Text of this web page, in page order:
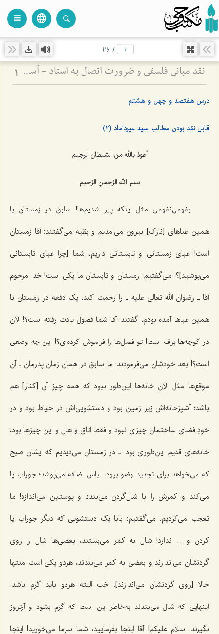
language
view_headline
/
26
نقد مبانی فلسفی و ضرورت اتصال به استاد - آسیب‌شناسی دروس خشک و لزوم پیوند علم با عمل 1
درس هفتصد و چهل و هشتم
قابل نقد بودن مطالب سید میرداماد (2)
أعوذ بالله من الشیطان الرجیم
بِسمِ الله الرَّحمَنِ الرَّحیم‌
بفهمی‌نفهمی مثل اینکه پیر شدیم‌ها! سابق در زمستان با
همین عباهای [نازک] بیرون می‌آمدیم و بقیه مى‌گفتند: آقا زمستان
است! عباى زمستانى و تابستانى داریم، شما [چرا عبای تابستانی
می‌پوشید]؟! مى‌گفتیم: زمستان و تابستان ما یکى است! خدا مرحوم
آقا ـ رضوان الله تعالی علیه‌ ـ را رحمت کند، یک دفعه در زمستان با
همین عباها آمده بودم، گفتند: آقا شما فصول یادت رفته است؟! الآن
در کوچه‌ها برف است! تو فصل‌ها را فراموش کرده‌اى؟! این چه وضعى
است؟! بعد خودشان مى‌فرمودند: ما سابق در همان زمان پدرمان ـ آن
موقع‌ها مثل الآن خانه‌ها این‌طور نبود که همه چیز آن [کنار] هم
باشد؛ آشپزخانه‌اش زیر زمین بود و دستشویى‌اش در حیاط بود و در
خودِ فضاى ساختمان چیزى نبود و فقط اتاق و هال و این چیزها بود،
خانه‌هاى قدیم این‌طورى بود. ـ در زمستان مى‌دیدیم که ایشان صبح
که مى‌خواهد براى تجدید وضو برود، لباس اضافه مى‌پوشد؛ جوراب پا
مى‌کند و کمرش را با شال‌گردن مى‌بندد و پوستین مى‌اندازد! ما
تعجب مى‌کردیم. مى‌گفتیم: بابا یک دستشویى که دیگر جوراب پا
کردن و ... ندارد! شال به کمر مى‌بستند، بعضى‌ها شال را روی
گردنشان مى‌اندازند و بعضی به کمر می‌بندند، هردو یکى است منتها
حالا [روی گردنشان می‌اندازند]. خب البته هردو باید گرم باشد.
اینهایى که شال مى‌بندند به‌خاطر این است که گرم بشود و آرتروز
نگیرند. سلام علیکم! آقا اینجا بفرمایید، شما سرما مى‌خورید! اینجا